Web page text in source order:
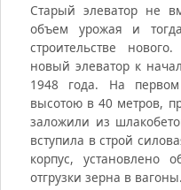
Старый элеватор не
объем урожая и
строительстве
новый элеватор к
1948 года. На
высотою в 40 метров,
заложили из
вступила в строй
корпус, установлено
отгрузки зерна в вагоны.